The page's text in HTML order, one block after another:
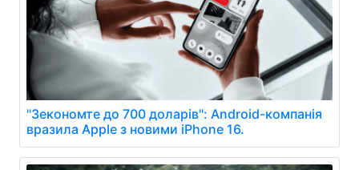
"Зекономте до 700 доларів": Android-компанія
вразила Apple з новими iPhone 16.